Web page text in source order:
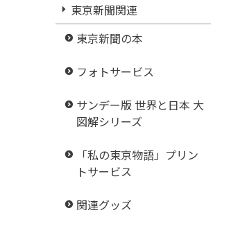
東京新聞関連
東京新聞の本
フォトサービス
サンデー版 世界と日本 大
図解シリーズ
「私の東京物語」プリン
トサービス
関連グッズ